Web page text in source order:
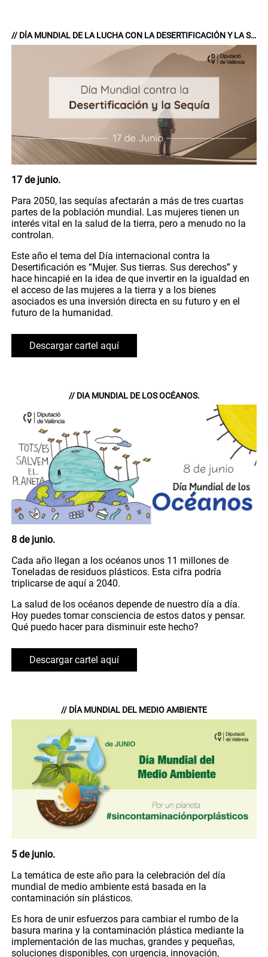
// DÍA MUNDIAL DE LA LUCHA CON LA DESERTIFICACIÓN Y LA SEQUÍA.
17 de junio.
Para 2050, las sequías afectarán a más de tres cuartas
partes de la población mundial. Las mujeres tienen un
interés vital en la salud de la tierra, pero a menudo no la
controlan.
Este año el tema del Día internacional contra la
Desertificación es “Mujer. Sus tierras. Sus derechos” y
hace hincapié en la idea de que invertir en la igualdad en
el acceso de las mujeres a la tierra y a los bienes
asociados es una inversión directa en su futuro y en el
futuro de la humanidad.
Descargar cartel aquí
// DIA MUNDIAL DE LOS OCÉANOS.
8 de junio.
Cada año llegan a los océanos unos 11 millones de
Toneladas de residuos plásticos. Esta cifra podría
triplicarse de aquí a 2040.
La salud de los océanos depende de nuestro día a día.
Hoy puedes tomar consciencia de estos datos y pensar.
Qué puedo hacer para disminuir este hecho?
Descargar cartel aquí
// DÍA MUNDIAL DEL MEDIO AMBIENTE
5 de junio.
La temática de este año para la celebración del día
mundial de medio ambiente está basada en la
contaminación sin plásticos.
Es hora de unir esfuerzos para cambiar el rumbo de la
basura marina y la contaminación plástica mediante la
implementación de las muchas, grandes y pequeñas,
soluciones disponibles, con urgencia, innovación,